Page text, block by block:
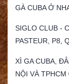
GÀ CUBA Ở
SIGLO CLUB -
PASTEUR, P8,
XÌ GA CUBA,
NỘI VÀ